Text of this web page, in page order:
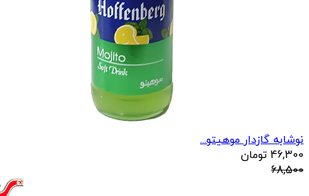
نوشابه گازدار موهیتو...
46,300 تومان
68,500